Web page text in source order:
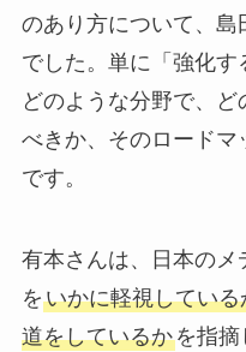
のあり方について、
でした。単に「強化
どのような分野で、
べきか、そのロード
です。
有本さんは、日本の
をいかに軽視している
道をしているかを指摘